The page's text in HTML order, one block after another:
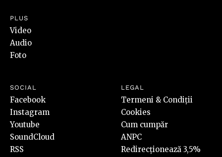
PLUS
Video
Audio
Foto
SOCIAL
Facebook
Instagram
Youtube
SoundCloud
RSS
LEGAL
Termeni & Condiții
Cookies
Cum cumpăr
ANPC
Redirecționează 3,5%